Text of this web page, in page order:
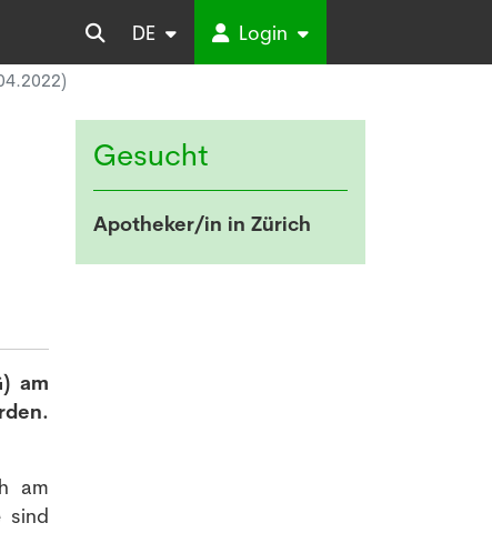
DE Login
am
am
sind
Gesucht
Apotheker/in in Zürich